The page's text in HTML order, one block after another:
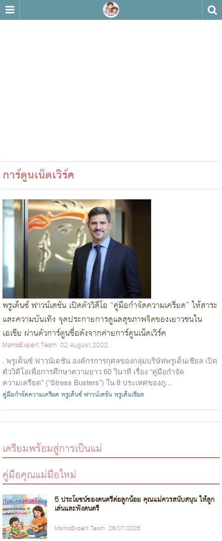
การ์ตูนเน็ตเวิร์ค
พรูเด็นซ์ ฟาวน์เดชัน เปิดตัววิดีโอ “คู่มือกำจัดความเครียด” ให้สาระ
และความบันเทิง จุดประกายการดูแลสุขภาพจิตของเยาวชนใน
เอเชีย ผ่านตัวการ์ตูนชื่อดังจากค่ายการ์ตูนเน็ตเวิร์ค
MamaExpert Team 02 August 2022
. พรูเด็นซ์ ฟาวน์เดชัน องค์กรการกุศลของกลุ่มบริษัทพรูเด็นเชียล เปิด
ตัววิดีโอเพื่อการศึกษาความยาว 60 วินาที เรื่อง “คู่มือกำจัด
ความเครียด” (“Stress Busters”) ใน 8 ประเทศของภู...
คู่มือกำจัดความเครียดพรูเด็นซ์ ฟาวน์เดชันพรูเด็นเชียล
เตรียมพร้อมสู่การเป็นแม่
คู่มือคุณแม่มือใหม่
5 ประโยชน์ของดนตรีต่อลูกน้อย คุณแม่ควรสนับสนุน ให้ลูก
เล่นและฟังดนตรี
MamaExpert Team 28/07/2026